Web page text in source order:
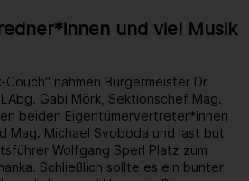
und viel Musik
nahmen Bürgermeister Dr.
Gabi Mörk, Sektionschef Mag.
beiden Eigentümervertreter*innen
Mag. Michael Svoboda und last but
Wolfgang Sperl Platz zum
Schließlich sollte es ein bunter